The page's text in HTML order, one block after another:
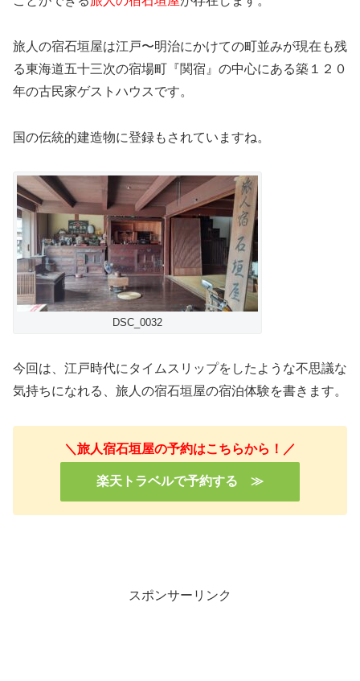
旅人の宿石垣屋は江戸〜明治にかけての町並みが現在も残
る東海道五十三次の宿場町『関宿』の中心にある築１２０
年の古民家ゲストハウスです。
国の伝統的建造物に登録もされていますね。
DSC_0032
今回は、江戸時代にタイムスリップをしたような不思議な
気持ちになれる、旅人の宿石垣屋の宿泊体験を書きます。
＼旅人宿石垣屋の予約はこちらから！／
楽天トラベルで予約する ≫
スポンサーリンク